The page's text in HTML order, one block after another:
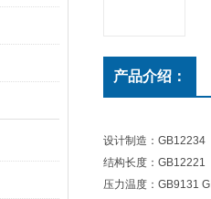
产品介绍：
设计制造：GB12234
结构长度：GB12221
压力温度：GB9131